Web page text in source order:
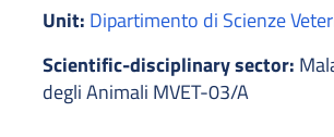
Unit: Dipartimento di Scienze
Scientific-disciplinary sector:
degli Animali MVET-03/A